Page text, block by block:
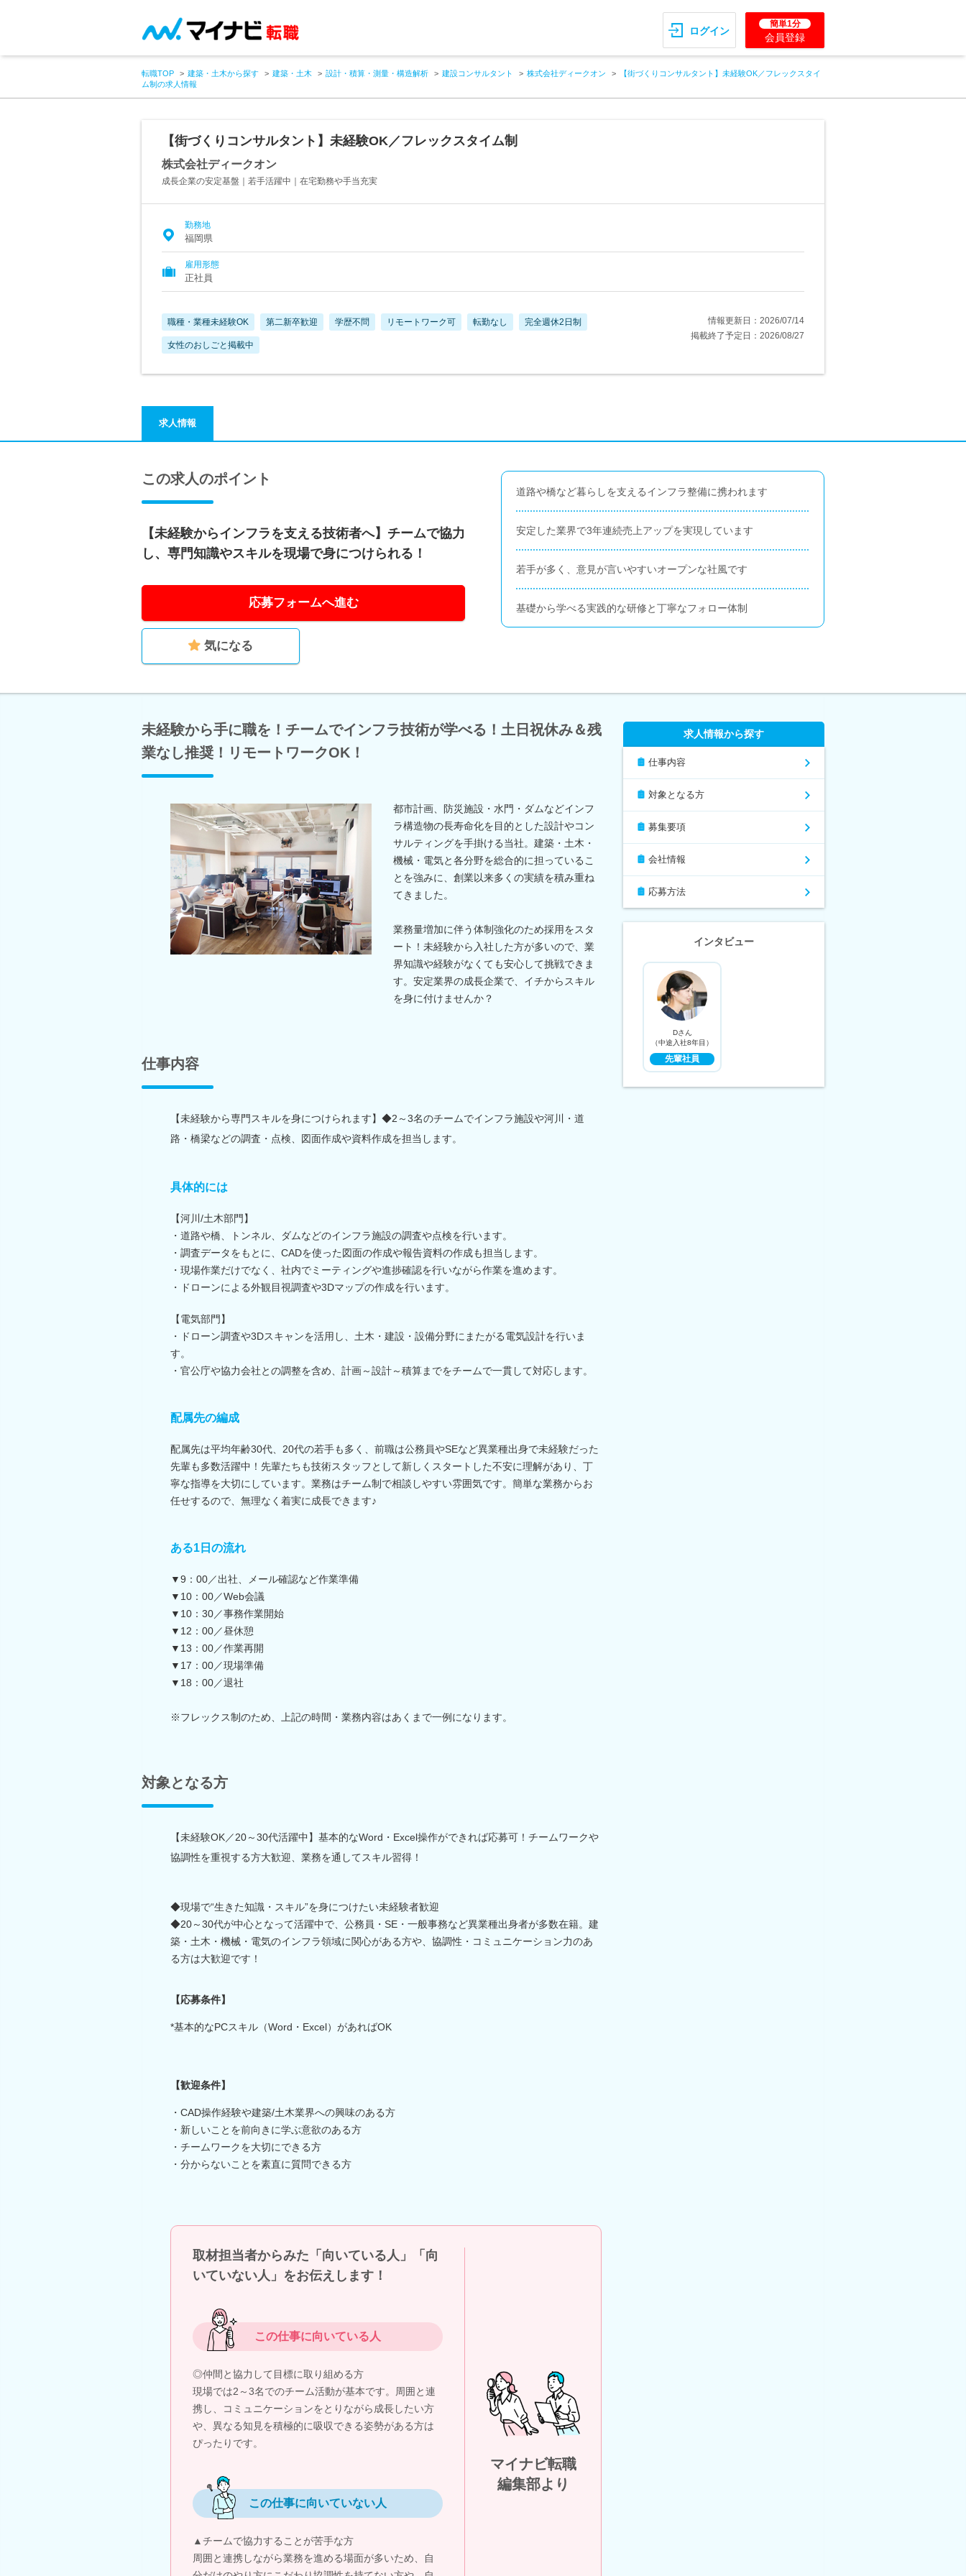
ログイン
簡単1分
会員登録
転職TOP 建築・土木から探す 建築・土木 設計・積算・測量・構造解析 建設コンサルタント 株式会社ディークオン
【街づくりコンサルタント】未経験OK／フレックスタイ
ム制の求人情報
【街づくりコンサルタント】未経験OK／フレックスタイム制
株式会社ディークオン
成長企業の安定基盤｜若手活躍中｜在宅勤務や手当充実
勤務地
福岡県
雇用形態
正社員
職種・業種未経験OK 第二新卒歓迎 学歴不問 リモートワーク可 転勤なし 完全週休2日制
女性のおしごと掲載中
情報更新日：2026/07/14
掲載終了予定日：2026/08/27
求人情報
この求人のポイント
【未経験からインフラを支える技術者へ】チームで協力
し、専門知識やスキルを現場で身につけられる！
応募フォームへ進む
気になる
道路や橋など暮らしを支えるインフラ整備に携われます
安定した業界で3年連続売上アップを実現しています
若手が多く、意見が言いやすいオープンな社風です
基礎から学べる実践的な研修と丁寧なフォロー体制
未経験から手に職を！チームでインフラ技術が学べる！土日祝休み＆残
業なし推奨！リモートワークOK！
都市計画、防災施設・水門・ダムなどインフ
ラ構造物の長寿命化を目的とした設計やコン
サルティングを手掛ける当社。建築・土木・
機械・電気と各分野を総合的に担っているこ
とを強みに、創業以来多くの実績を積み重ね
てきました。
業務量増加に伴う体制強化のため採用をスタ
ート！未経験から入社した方が多いので、業
界知識や経験がなくても安心して挑戦できま
す。安定業界の成長企業で、イチからスキル
を身に付けませんか？
仕事内容
【未経験から専門スキルを身につけられます】◆2～3名のチームでインフラ施設や河川・道
路・橋梁などの調査・点検、図面作成や資料作成を担当します。
具体的には
【河川/土木部門】
・道路や橋、トンネル、ダムなどのインフラ施設の調査や点検を行います。
・調査データをもとに、CADを使った図面の作成や報告資料の作成も担当します。
・現場作業だけでなく、社内でミーティングや進捗確認を行いながら作業を進めます。
・ドローンによる外観目視調査や3Dマップの作成を行います。
【電気部門】
・ドローン調査や3Dスキャンを活用し、土木・建設・設備分野にまたがる電気設計を行いま
す。
・官公庁や協力会社との調整を含め、計画～設計～積算までをチームで一貫して対応します。
配属先の編成
配属先は平均年齢30代、20代の若手も多く、前職は公務員やSEなど異業種出身で未経験だった
先輩も多数活躍中！先輩たちも技術スタッフとして新しくスタートした不安に理解があり、丁
寧な指導を大切にしています。業務はチーム制で相談しやすい雰囲気です。簡単な業務からお
任せするので、無理なく着実に成長できます♪
ある1日の流れ
▼9：00／出社、メール確認など作業準備
▼10：00／Web会議
▼10：30／事務作業開始
▼12：00／昼休憩
▼13：00／作業再開
▼17：00／現場準備
▼18：00／退社
※フレックス制のため、上記の時間・業務内容はあくまで一例になります。
対象となる方
【未経験OK／20～30代活躍中】基本的なWord・Excel操作ができれば応募可！チームワークや
協調性を重視する方大歓迎、業務を通してスキル習得！
◆現場で“生きた知識・スキル”を身につけたい未経験者歓迎
◆20～30代が中心となって活躍中で、公務員・SE・一般事務など異業種出身者が多数在籍。建
築・土木・機械・電気のインフラ領域に関心がある方や、協調性・コミュニケーション力のあ
る方は大歓迎です！
【応募条件】
*基本的なPCスキル（Word・Excel）があればOK
【歓迎条件】
・CAD操作経験や建築/土木業界への興味のある方
・新しいことを前向きに学ぶ意欲のある方
・チームワークを大切にできる方
・分からないことを素直に質問できる方
取材担当者からみた「向いている人」「向
いていない人」をお伝えします！
この仕事に向いている人
◎仲間と協力して目標に取り組める方
現場では2～3名でのチーム活動が基本です。周囲と連
携し、コミュニケーションをとりながら成長したい方
や、異なる知見を積極的に吸収できる姿勢がある方は
ぴったりです。
この仕事に向いていない人
▲チームで協力することが苦手な方
周囲と連携しながら業務を進める場面が多いため、自
マイナビ転職
編集部より
求人情報から探す
仕事内容
対象となる方
募集要項
会社情報
応募方法
インタビュー
Dさん
（中途入社8年目）
先輩社員